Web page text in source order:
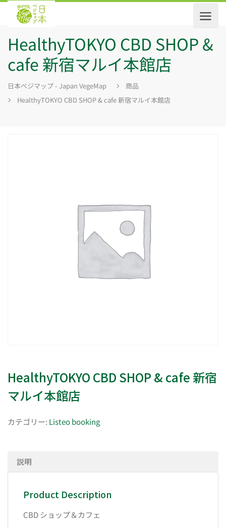
HealthyTOKYO CBD SHOP &
cafe 新宿マルイ本館店
日本ベジマップ - Japan VegeMap
商品
HealthyTOKYO CBD SHOP & cafe 新宿マルイ本館店
HealthyTOKYO CBD SHOP & cafe 新宿
マルイ本館店
カテゴリー: Listeo booking
説明
Product Description
CBD ショップ＆カフェ